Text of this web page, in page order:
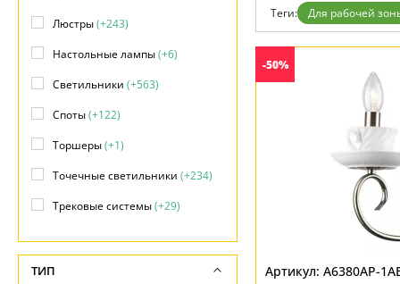
Доставка и оплата
Гарантия
Возврат
Установка
Бренды
Контакты
Теги: Для рабочей
-50%
A6380AP-
Люстры(+243)
Настольные лампы(+6)
Светильники (+563)
Споты(+122)
Торшеры(+1)
Точечные светильники (+234)
Трековые системы(+29)
ТИП